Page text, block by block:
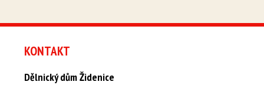
KONTAKT
Dělnický dům Židenice